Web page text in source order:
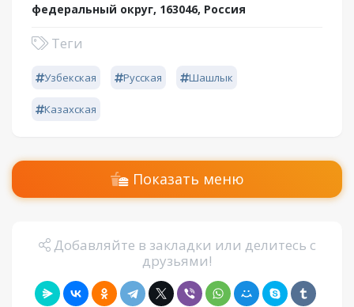
федеральный округ, 163046, Россия
Теги
Узбекская Русская Шашлык
Казахская
Показать меню
Добавляйте в закладки или делитесь с
друзьями!